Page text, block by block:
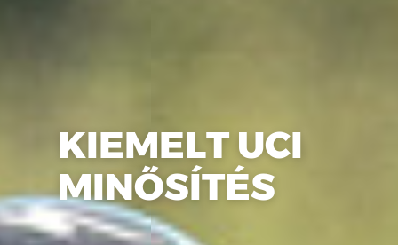
KIEMELT UCI
MINŐSÍTÉS